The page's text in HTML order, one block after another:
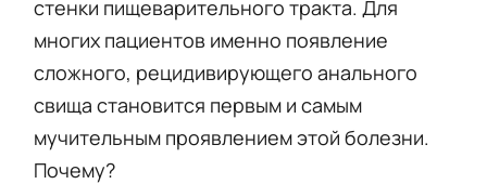
стенки пищеварительного тракта. Для
многих пациентов именно появление
сложного, рецидивирующего анального
свища становится первым и самым
мучительным проявлением этой болезни.
Почему?